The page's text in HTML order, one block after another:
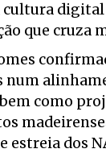
cultura digital
que cruza
num
como
estreia dos